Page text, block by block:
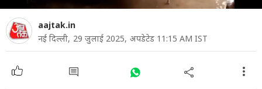
aajtak.in
नई दिल्ली, 29 जुलाई 2025, अपडेटेड 11:15 AM IST